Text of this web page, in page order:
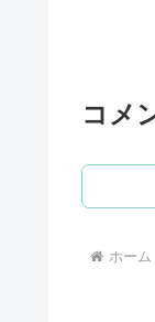
コメ
ホーム